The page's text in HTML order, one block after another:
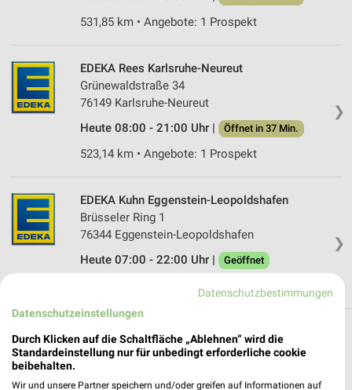
531,85 km • Angebote: 1 Prospekt
❯
EDEKA Rees Karlsruhe-Neureut
Grünewaldstraße 34
76149 Karlsruhe-Neureut
Heute 08:00 - 21:00 Uhr |
Öffnet in 37 Min.
523,14 km • Angebote: 1 Prospekt
❯
EDEKA Kuhn Eggenstein-Leopoldshafen
Brüsseler Ring 1
76344 Eggenstein-Leopoldshafen
Heute 07:00 - 22:00 Uhr |
Geöffnet
517,85 km • Angebote: 1 Prospekt
Supermärkte Angebote und Prospekte für
Jockgrim
Datenschutzbestimmungen
Datenschutzeinstellungen
Durch Klicken auf die Schaltfläche „Ablehnen“ wird die
Standardeinstellung nur für unbedingt erforderliche cookie
beibehalten.
Wir und unsere Partner speichern und/oder greifen auf Informationen auf